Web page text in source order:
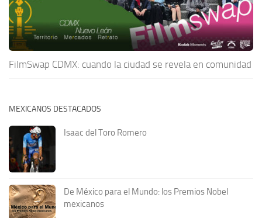
FilmSwap CDMX: cuando la ciudad se revela en comunidad
MEXICANOS DESTACADOS
Isaac del Toro Romero
De México para el Mundo: los Premios Nobel
mexicanos